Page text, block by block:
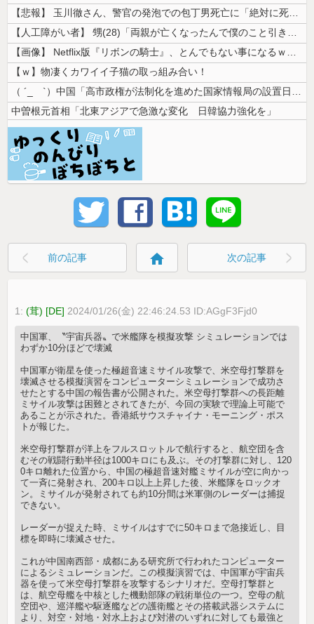
【悲報】 玉川徹さん、警官の発泡での包丁男死亡に「絶対に死刑にならない...
【人工障がい者】 甥(28)「両親が亡くなったんで僕のこと引き取ってほ...
【画像】 Netflix版『リボンの騎士』、とんでもない事になるｗｗｗ...
【ｗ】物凄くカワイイ子猫の取っ組み合い！
（ ´_ゝ`）中国「高市政権が法制化を進めた国家情報局の設置日が7月3...
中曽根元首相「北東アジアで急激な変化 日韓協力強化を」
前の記事 home 次の記事
1:(茸) [DE] 2024/01/26(金) 22:46:24.53 ID:AGgF3Fjd0
中国軍、〝宇宙兵器〟で米艦隊を模擬攻撃 シミュレーションでは
わずか10分ほどで壊滅
中国軍が衛星を使った極超音速ミサイル攻撃で、米空母打撃群を
壊滅させる模擬演習をコンピューターシミュレーションで成功さ
せたとする中国の報告書が公開された。米空母打撃群への長距離
ミサイル攻撃は困難とされてきたが、今回の実験で理論上可能で
あることが示された。香港紙サウスチャイナ・モーニング・ポス
トが報じた。
米空母打撃群が洋上をフルスロットルで航行すると、航空団を含
むその戦闘行動半径は1000キロにも及ぶ。その打撃群に対し、120
0キロ離れた位置から、中国の極超音速対艦ミサイルが空に向かっ
て一斉に発射され、200キロ以上上昇した後、米艦隊をロックオ
ン。ミサイルが発射されても約10分間は米軍側のレーダーは捕捉
できない。
レーダーが捉えた時、ミサイルはすでに50キロまで急接近し、目
標を即時に壊滅させた。
これが中国南西部・成都にある研究所で行われたコンピューター
によるシミュレーションだ。この模擬演習では、中国軍が宇宙兵
器を使って米空母打撃群を攻撃するシナリオだ。空母打撃群と
は、航空母艦を中核とした機動部隊の戦術単位の一つ。空母の航
空団や、巡洋艦や駆逐艦などの護衛艦とその搭載武器システムに
より、対空・対地・対水上および対潜のいずれに対しても最強と